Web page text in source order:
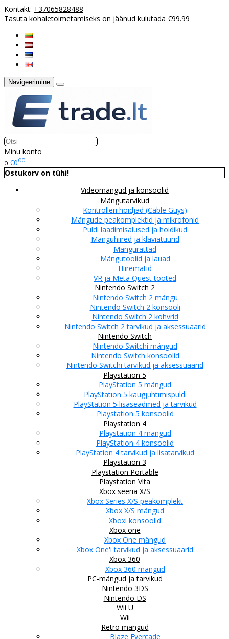
Kontakt: +37065828488
Tasuta kohaletoimetamiseks on jäänud kulutada €99.99
Navigeerimine
Minu konto
0 €000
Ostukorv on tühi!
Videomängud ja konsoolid
Mängutarvikud
Kontrolleri hoidjad (Cable Guys)
Mängude peakomplektid ja mikrofonid
Puldi laadimisalused ja hoidikud
Mänguhiired ja klaviatuurid
Mängurattad
Mängutoolid ja lauad
Hiirematid
VR ja Meta Quest tooted
Nintendo Switch 2
Nintendo Switch 2 mängu
Nintendo Switch 2 konsooli
Nintendo Switch 2 kohvrid
Nintendo Switch 2 tarvikud ja aksessuaarid
Nintendo Switch
Nintendo Switchi mängud
Nintendo Switch konsoolid
Nintendo Switchi tarvikud ja aksessuaarid
Playstation 5
PlayStation 5 mängud
PlayStation 5 kaugjuhtimispuldi
PlayStation 5 lisaseadmed ja tarvikud
Playstation 5 konsoolid
Playstation 4
Playstation 4 mängud
PlayStation 4 konsoolid
PlayStation 4 tarvikud ja lisatarvikud
Playstation 3
Playstation Portable
Playstation Vita
Xbox seeria X/S
Xbox Series X/S peakomplekt
Xbox X/S mängud
Xboxi konsoolid
Xbox one
Xbox One mängud
Xbox One'i tarvikud ja aksessuaarid
Xbox 360
Xbox 360 mängud
PC-mängud ja tarvikud
Nintendo 3DS
Nintendo DS
Wii U
Wii
Retro mängud
Blaze Evercade